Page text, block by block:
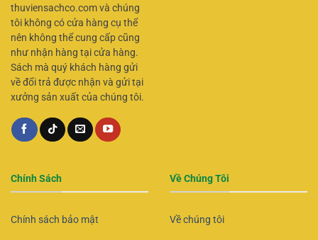
thuviensachco.com và chúng
tôi không có cửa hàng cụ thể
nên không thể cung cấp cũng
như nhận hàng tại cửa hàng.
Sách mà quý khách hàng gửi
về đổi trả được nhận và gửi tại
xưởng sản xuất của chúng tôi.
Chính Sách
Chính sách bảo mật
Về Chúng Tôi
Về chúng tôi